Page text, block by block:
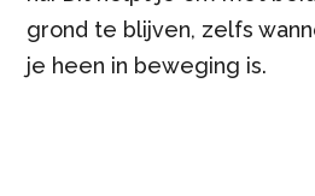
grond te blijven, zelfs
je heen in beweging is.